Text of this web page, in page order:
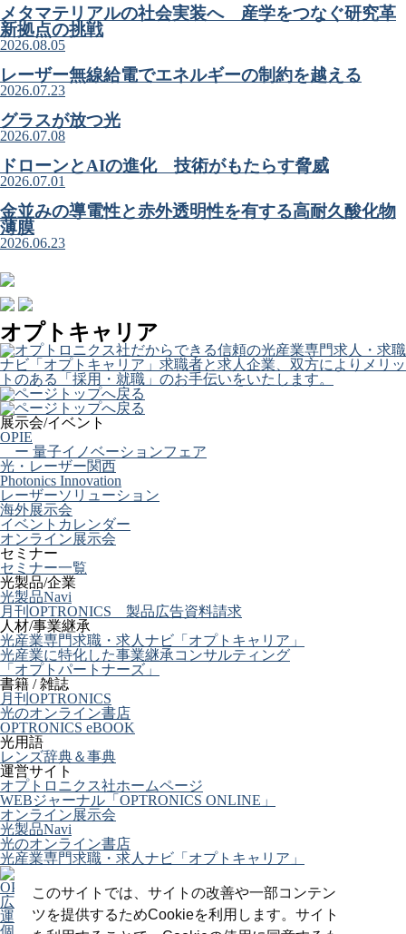
このサイトでは、サイトの改善や一部コンテン
ツを提供するためCookieを利用します。サイト
メタマテリアルの社会実装へ 産学をつなぐ研究革
新拠点の挑戦
2026.08.05
レーザー無線給電でエネルギーの制約を越える
2026.07.23
グラスが放つ光
2026.07.08
ドローンとAIの進化 技術がもたらす脅威
2026.07.01
金並みの導電性と赤外透明性を有する高耐久酸化物
薄膜
2026.06.23
オプトキャリア
展示会/イベント
OPIE
ー 量子イノベーションフェア
光・レーザー関西
Photonics Innovation
レーザーソリューション
海外展示会
イベントカレンダー
オンライン展示会
セミナー
セミナー一覧
光製品/企業
光製品Navi
月刊OPTRONICS 製品広告資料請求
人材/事業継承
光産業専門求職・求人ナビ「オプトキャリア」
光産業に特化した事業継承コンサルティング
「オプトパートナーズ」
書籍 / 雑誌
月刊OPTRONICS
光のオンライン書店
OPTRONICS eBOOK
光用語
レンズ辞典＆事典
運営サイト
オプトロニクス社ホームページ
WEBジャーナル「OPTRONICS ONLINE」
オンライン展示会
光製品Navi
光のオンライン書店
光産業専門求職・求人ナビ「オプトキャリア」
OPTRONICS ONLINE について
広告掲載について
運営会社
個人情報